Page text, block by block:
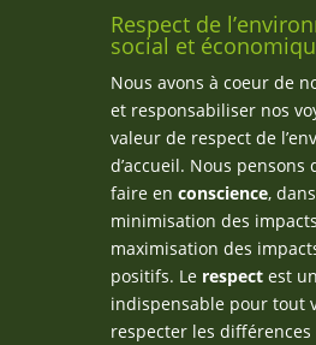
Respect de
social et
Nous avons à coeur de
et responsabiliser nos
valeur de respect de
d’accueil. Nous pensons
faire en conscience,
minimisation des
maximisation des
positifs. Le respectest
indispensable pour tout
respecter les